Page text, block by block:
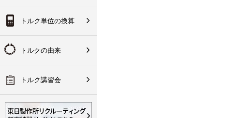
トルク単位の換算
トルクの由来
トルク講習会
製品
代理店網
な使い方
パーツリスト
その他
所について
り組みについて
：換算後のトルク値
会員登録